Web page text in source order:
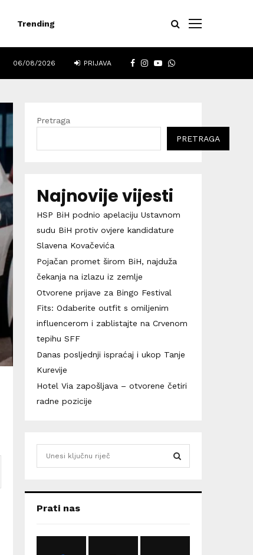
Trending
FACEBOOK
INSTAGRAM
YOUTUBE
WHATSAPP
06/08/2026 PRIJAVA
Pretraga
PRETRAGA
Najnovije vijesti
HSP BiH podnio apelaciju Ustavnom
sudu BiH protiv ovjere kandidature
Slavena Kovačevića
Pojačan promet širom BiH, najduža
čekanja na izlazu iz zemlje
Otvorene prijave za Bingo Festival
Fits: Odaberite outfit s omiljenim
influencerom i zablistajte na Crvenom
tepihu SFF
Danas posljednji ispraćaj i ukop Tanje
Kurevije
Hotel Via zapošljava – otvorene četiri
radne pozicije
h
o
Prati nas